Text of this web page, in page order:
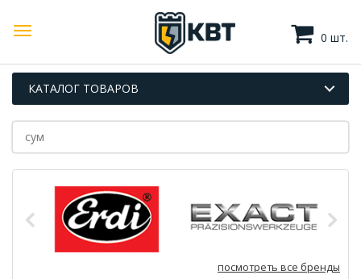
0 шт.
КАТАЛОГ ТОВАРОВ
посмотреть все бренды